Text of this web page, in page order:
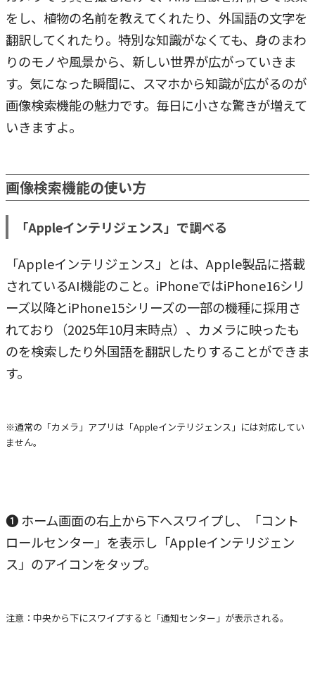
をし、植物の名前を教えてくれたり、外国語の文字を
翻訳してくれたり。特別な知識がなくても、身のまわ
りのモノや風景から、新しい世界が広がっていきま
す。気になった瞬間に、スマホから知識が広がるのが
画像検索機能の魅力です。毎日に小さな驚きが増えて
いきますよ。
画像検索機能の使い方
「Appleインテリジェンス」で調べる
「Appleインテリジェンス」とは、Apple製品に搭載
されているAI機能のこと。iPhoneではiPhone16シリ
ーズ以降とiPhone15シリーズの一部の機種に採用さ
れており（2025年10月末時点）、カメラに映ったも
のを検索したり外国語を翻訳したりすることができま
す。
※通常の「カメラ」アプリは「Appleインテリジェンス」には対応してい
ません。
❶ ホーム画面の右上から下へスワイプし、「コント
ロールセンター」を表示し「Appleインテリジェン
ス」のアイコンをタップ。
注意：中央から下にスワイプすると「通知センター」が表示される。